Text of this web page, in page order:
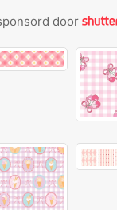
door